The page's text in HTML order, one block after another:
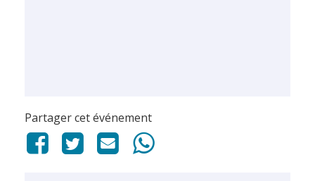
Partager cet événement